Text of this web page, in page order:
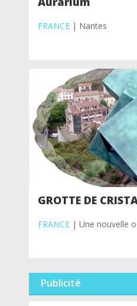
FRANCE| Nantes
GROTTE DE
FRANCE| Une nouvelle
Publicité